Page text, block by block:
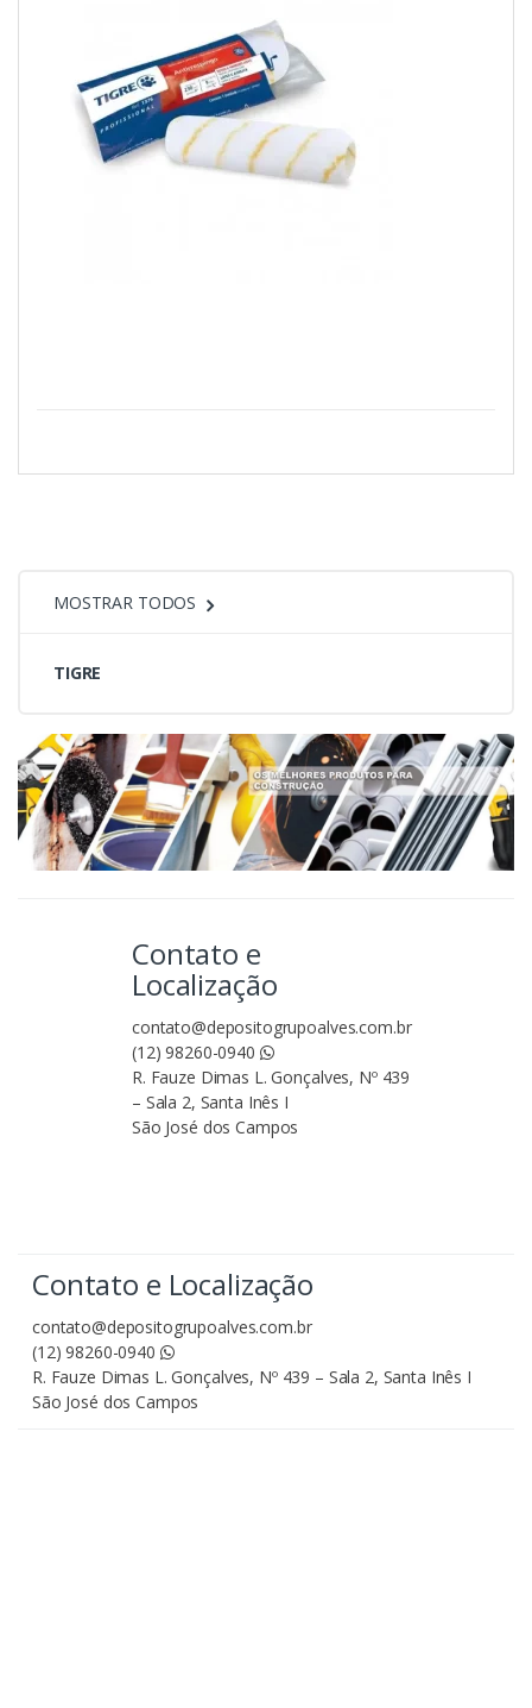
MOSTRAR TODOS
TIGRE
Contato e
Localização
contato@depositogrupoalves.com.br
(12) 98260-0940
R. Fauze Dimas L. Gonçalves, Nº 439
– Sala 2, Santa Inês I
São José dos Campos
Contato e Localização
contato@depositogrupoalves.com.br
(12) 98260-0940
R. Fauze Dimas L. Gonçalves, Nº 439 – Sala 2, Santa Inês I
São José dos Campos